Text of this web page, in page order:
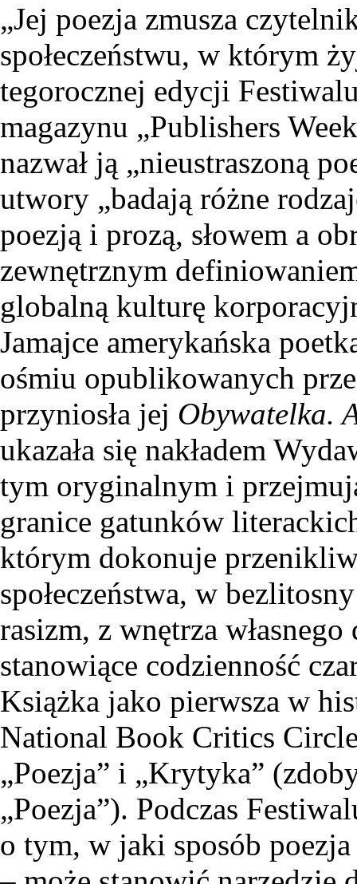
„Jej poezja zmusza
społeczeństwu, w którym
tegorocznej edycji
magazynu „Publishers
nazwał ją „nieustraszoną
utwory „badają różne
poezją i prozą, słowem a
zewnętrznym
globalną kulturę
Jamajce amerykańska
ośmiu opublikowanych
przyniosła jej Obywatelka.
ukazała się nakładem
tym oryginalnym i
granice gatunków
którym dokonuje
społeczeństwa, w
rasizm, z wnętrza
stanowiące codzienność
Książka jako pierwsza w
National Book Critics
„Poezja” i „Krytyka”
„Poezja”). Podczas
o tym, w jaki sposób